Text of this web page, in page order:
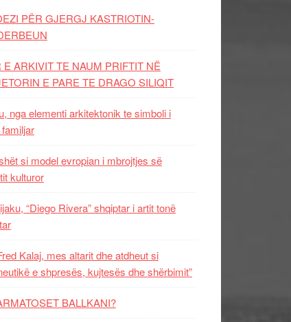
PËR GJERGJ KASTRIOTIN-
E ARKIVIT TE NAUM PRIFTIT NË
E PARE TE DRAGO SILIQIT
nga elementi arkitektonik te simboli i
si model evropian i mbrojtjes së
kulturor
“Diego Rivera” shqiptar i artit tonë
Kalaj, mes altarit dhe atdheut si
e shpresës, kujtesës dhe shërbimit”
BALLKANI?